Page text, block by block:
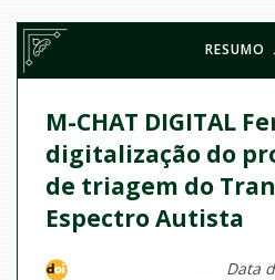
RESUMO
M-CHAT DIGITAL
digitalização do
de triagem do
Espectro Autista
Data